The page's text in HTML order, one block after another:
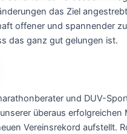
das Ziel
offener und spannender
das ganz gut gelungen ist.
und DUV-
überaus
Vereinsrekord aufstellt.